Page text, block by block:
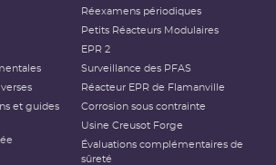
Incident grave
Accident ayant des conséquences
locales
Accident grave
et guides
Réexamens périodiques
Petits Réacteurs Modulaires
EPR 2
Surveillance des PFAS
Réacteur EPR de Flamanville
Corrosion sous contrainte
Usine Creusot Forge
Évaluations complémentaires de
sûreté